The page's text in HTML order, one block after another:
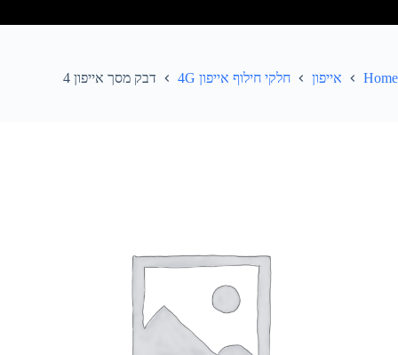
Home אייפון חלקי חילוף אייפון 4G דבק מסך אייפון 4